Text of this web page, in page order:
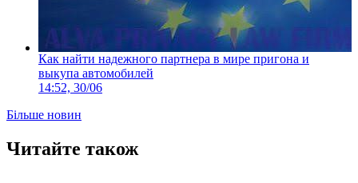
Как найти надежного партнера в мире пригона и
выкупа автомобилей
14:52, 30/06
Більше новин
Читайте також